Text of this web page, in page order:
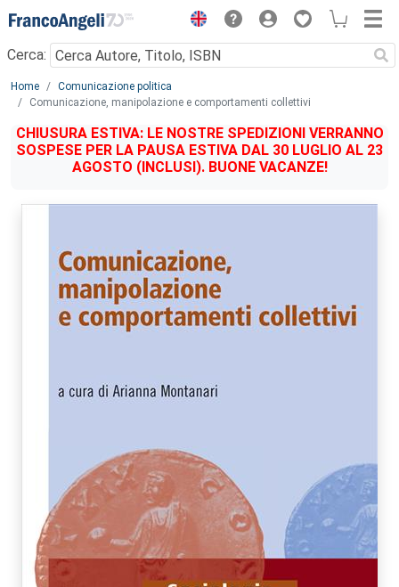
Menu
Cerca:
Main content
Home
Comunicazione politica
Comunicazione, manipolazione e comportamenti collettivi
CHIUSURA ESTIVA: LE NOSTRE SPEDIZIONI VERRANNO
SOSPESE PER LA PAUSA ESTIVA DAL 30 LUGLIO AL 23
AGOSTO (INCLUSI). BUONE VACANZE!